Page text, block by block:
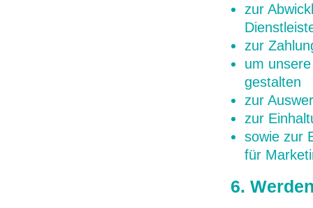
zur
zur
um
gestalten
zur
zur
sowie zur
für
6.